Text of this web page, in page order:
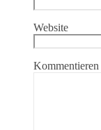
Website
Kommentieren